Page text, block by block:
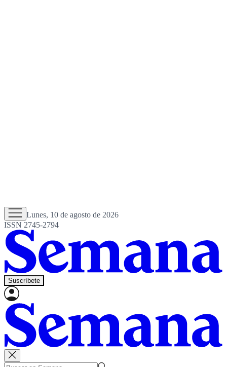
Lunes, 10 de agosto de 2026
ISSN 2745-2794
Suscríbete